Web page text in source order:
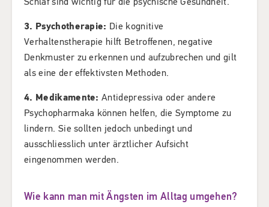
3. Psychotherapie: Die kognitive
Verhaltenstherapie hilft Betroffenen, negative
Denkmuster zu erkennen und aufzubrechen und gilt
als eine der effektivsten Methoden.
4. Medikamente: Antidepressiva oder andere
Psychopharmaka können helfen, die Symptome zu
lindern. Sie sollten jedoch unbedingt und
ausschliesslich unter ärztlicher Aufsicht
eingenommen werden.
Wie kann man mit Ängsten im Alltag umgehen?